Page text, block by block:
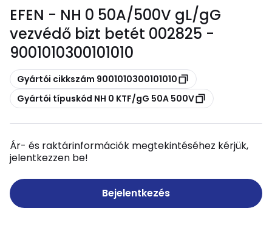
EFEN - NH 0 50A/500V gL/gG
vezvédő bizt betét 002825 -
9001010300101010
Másolás
Gyártói cikkszám 9001010300101010
Másolás
Gyártói típuskód NH 0 KTF/gG 50A 500V
Ár- és raktárinformációk megtekintéséhez kérjük,
jelentkezzen be!
Bejelentkezés